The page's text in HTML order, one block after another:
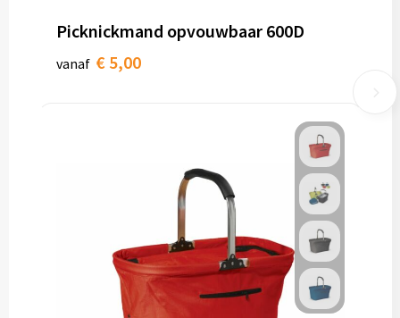
Picknickmand opvouwbaar 600D
vanaf € 5,00